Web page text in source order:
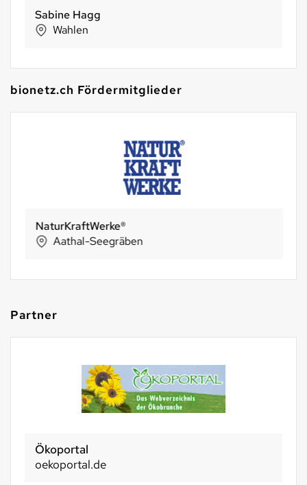
Sabine Hagg
Wahlen
bionetz.ch Fördermitglieder
NaturKraftWerke®
Aathal-Seegräben
Partner
Ökoportal
oekoportal.de